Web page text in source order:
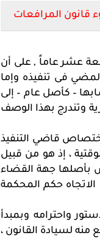
قانون المرافعات
أى منذ ما يقرب من تسعة عشر عاماً , على أن
فى تنفيذه وإما
– كأصل عام – إلى
وتندرج بهذا الوصف
المرافعات على اختصاص قاضي التنفيذ
، إذ هو من قبيل
بأصلها جهة القضاء
حكم المحكمة
واحترامه وبمبدأ
منه لسيادة القانون ،